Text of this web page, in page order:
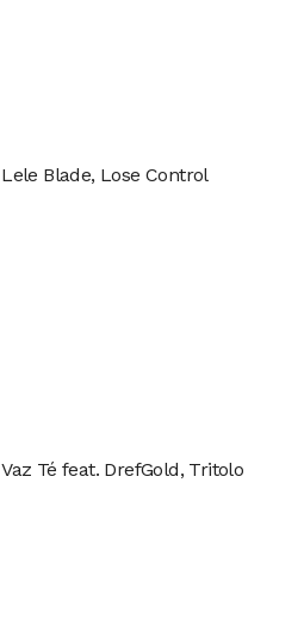
Lele Blade, Lose Control
Vaz Té feat. DrefGold, Tritolo